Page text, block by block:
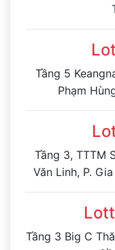
Tầng 5
Phạm
Tầng 3, TTTM
Văn Linh, P.
Tầng 3 Big C